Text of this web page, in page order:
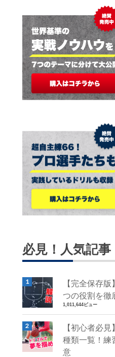
必見！人気記
【完全保存
つの役割を徹
1,011,644ビュー
【初心者必
種類一覧！練
意